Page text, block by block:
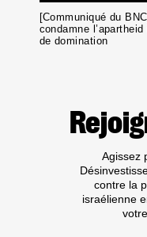
[Communiqué du
condamne
de domination
Agissez
contre la
israélienne